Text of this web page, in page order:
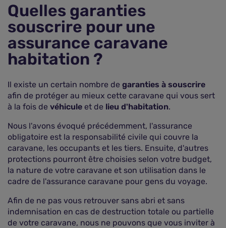
Quelles garanties
souscrire pour une
assurance caravane
habitation ?
Il existe un certain nombre de garanties à souscrire
afin de protéger au mieux cette caravane qui vous sert
à la fois de véhicule et de lieu d'habitation.
Nous l'avons évoqué précédemment, l'assurance
obligatoire est la responsabilité civile qui couvre la
caravane, les occupants et les tiers. Ensuite, d'autres
protections pourront être choisies selon votre budget,
la nature de votre caravane et son utilisation dans le
cadre de l'assurance caravane pour gens du voyage.
Afin de ne pas vous retrouver sans abri et sans
indemnisation en cas de destruction totale ou partielle
de votre caravane, nous ne pouvons que vous inviter à